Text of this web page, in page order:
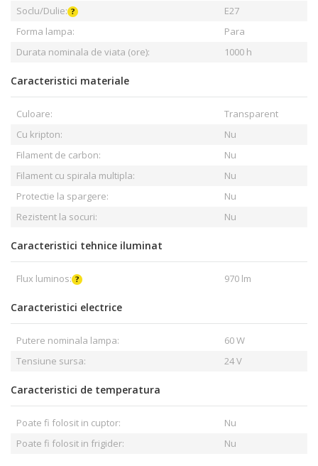
Soclu/Dulie:
E27
Forma lampa:
Para
Durata nominala de viata (ore):
1000 h
Caracteristici materiale
Culoare:
Transparent
Cu kripton:
Nu
Filament de carbon:
Nu
Filament cu spirala multipla:
Nu
Protectie la spargere:
Nu
Rezistent la socuri:
Nu
Caracteristici tehnice iluminat
Flux luminos: 970 lm
Caracteristici electrice
Putere nominala lampa:
60 W
Tensiune sursa:
24 V
Caracteristici de temperatura
Poate fi folosit in cuptor:
Nu
Poate fi folosit in frigider:
Nu